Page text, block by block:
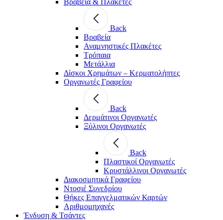
Back
Βραβεία
Αναμνηστικές Πλακέτες
Τρόπαια
Μετάλλια
Δίσκοι Χρημάτων – Κερματολήπτες
Οργανωτές Γραφείου
Back
Δερμάτινοι Οργανωτές
Ξύλινοι Οργανωτές
Back
Πλαστικοί Οργανωτές
Κρυστάλλινοι Οργανωτές
Διακοσμητικά Γραφείου
Ντοσιέ Συνεδρίου
Θήκες Επαγγελματικών Καρτών
Αριθμομηχανές
Ένδυση & Τσάντες